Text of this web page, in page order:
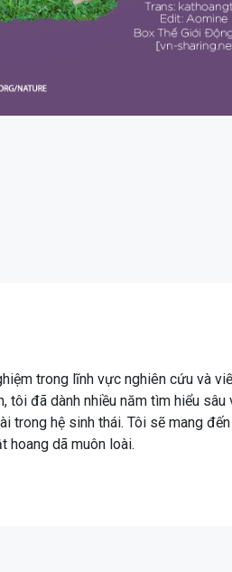
trong lĩnh vực nghiên cứu và
tôi đã dành nhiều năm tìm hiểu
trong hệ sinh thái. Tôi sẽ mang
hoang dã muôn loài.